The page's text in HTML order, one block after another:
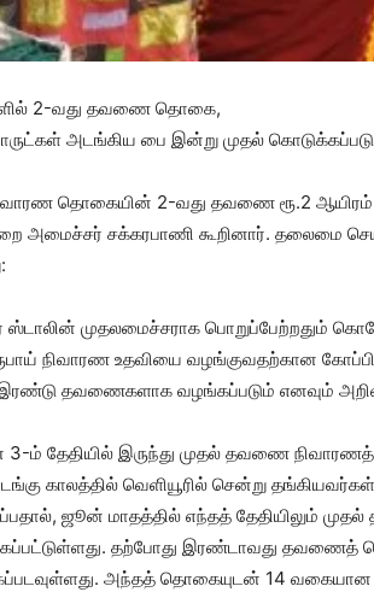
2-வது தவணை தொகை,
அடங்கிய பை இன்று முதல்
தொகையின் 2-வது தவணை ரூ.2 ஆயிரம்
அமைச்சர் சக்கரபாணி கூறினார். தலைமை
ஸ்டாலின் முதலமைச்சராக பொறுப்பேற்றதும்
நிவாரண உதவியை வழங்குவதற்கான
தவணைகளாக வழங்கப்படும் எனவும்
ம் தேதியில் இருந்து முதல் தவணை
காலத்தில் வெளியூரில் சென்று
ஜூன் மாதத்தில் எந்தத் தேதியிலும்
தற்போது இரண்டாவது தவணைத்
அந்தத் தொகையுடன் 14